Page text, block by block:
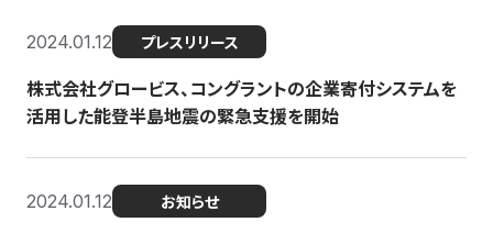
2024.01.12 プレスリリース
株式会社グロービス、コングラントの企業寄付システムを
活用した能登半島地震の緊急支援を開始
2024.01.12 お知らせ